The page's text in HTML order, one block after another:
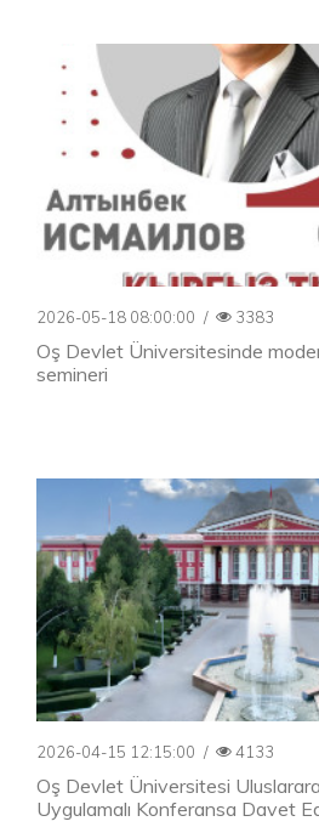
2026-05-18 08:00:00 / 3383
Oş Devlet Üniversitesinde
semineri
2026-04-15 12:15:00 / 4133
Oş Devlet Üniversitesi
Uygulamalı Konferansa Davet